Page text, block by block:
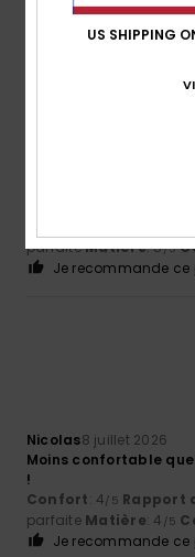
parfaiteMatière: 5/5
Je recommande ce
Nicolas8 juillet 2026
Moins confortable
!
Confort: 4/5 Rapport
parfaite Matière: 4 /5
Je recommande ce
US SHIPPING